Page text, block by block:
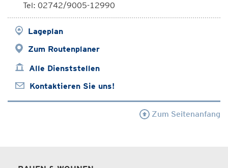
Tel: 02742/9005-12990
Lageplan
Zum Routenplaner
Alle Dienststellen
Kontaktieren Sie uns!
Zum Seitenanfang